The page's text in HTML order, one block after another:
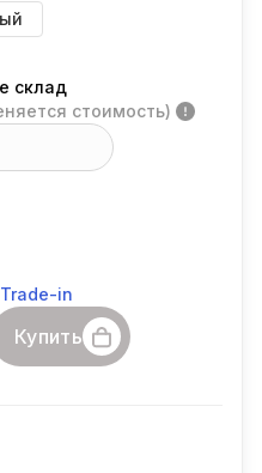
склад
стоимость)
in
Купить